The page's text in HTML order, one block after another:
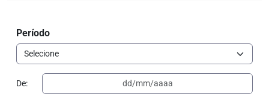
Período
De: